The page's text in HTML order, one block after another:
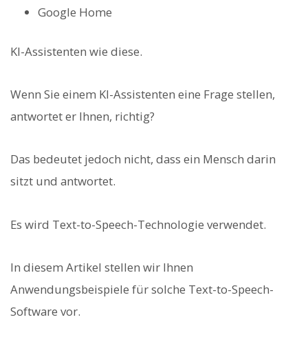
Google Home
KI-Assistenten wie diese.
Wenn Sie einem KI-Assistenten eine Frage stellen,
antwortet er Ihnen, richtig?
Das bedeutet jedoch nicht, dass ein Mensch darin
sitzt und antwortet.
Es wird Text-to-Speech-Technologie verwendet.
In diesem Artikel stellen wir Ihnen
Anwendungsbeispiele für solche Text-to-Speech-
Software vor.